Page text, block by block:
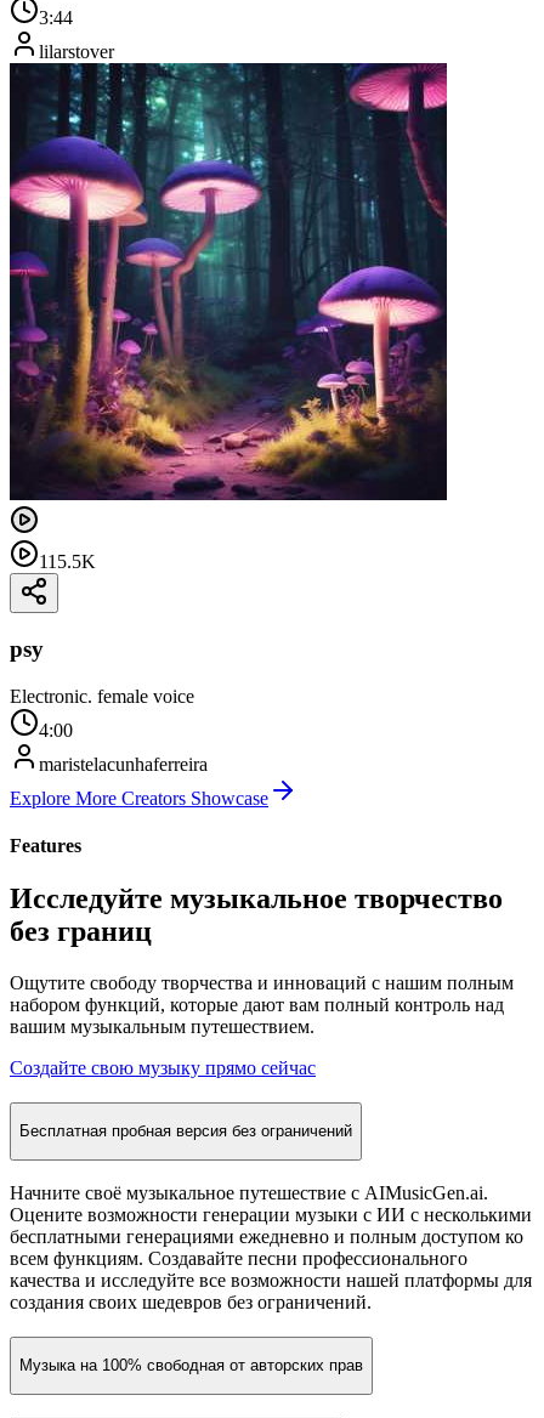
3:44
lilarstover
115.5K
psy
Electronic. female voice
4:00
maristelacunhaferreira
Explore More Creators Showcase
Features
Исследуйте музыкальное творчество
без границ
Ощутите свободу творчества и инноваций с нашим полным
набором функций, которые дают вам полный контроль над
вашим музыкальным путешествием.
Создайте свою музыку прямо сейчас
Бесплатная пробная версия без ограничений
Начните своё музыкальное путешествие с AIMusicGen.ai.
Оцените возможности генерации музыки с ИИ с несколькими
бесплатными генерациями ежедневно и полным доступом ко
всем функциям. Создавайте песни профессионального
качества и исследуйте все возможности нашей платформы для
создания своих шедевров без ограничений.
Музыка на 100% свободная от авторских прав